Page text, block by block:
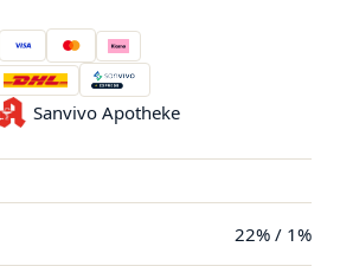
Sanvivo Apotheke
22% / 1%